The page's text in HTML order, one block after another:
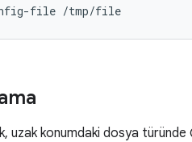
file
uzak konumdaki dosya türünde